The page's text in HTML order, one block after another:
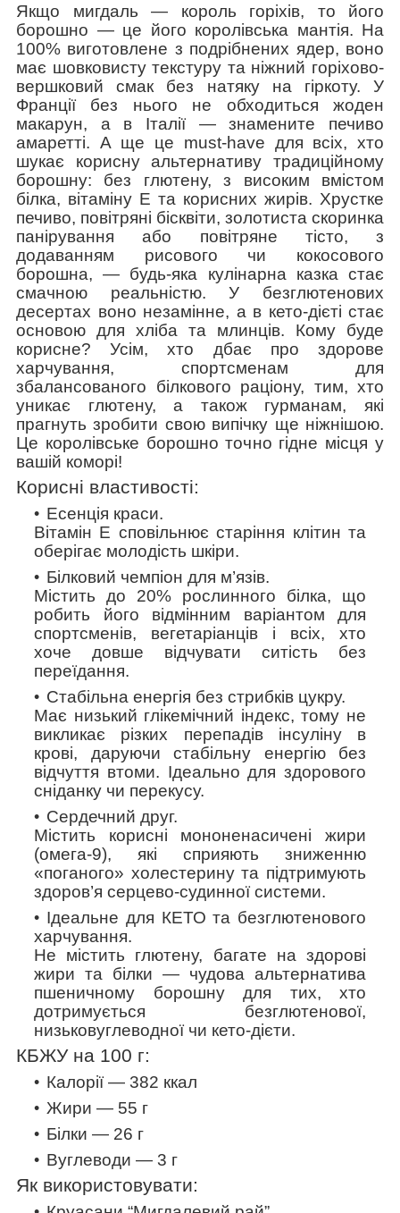
Якщо мигдаль — король горіхів, то його
борошно — це його королівська мантія. На
100% виготовлене з подрібнених ядер, воно
має шовковисту текстуру та ніжний горіхово-
вершковий смак без натяку на гіркоту. У
Франції без нього не обходиться жоден
макарун, а в Італії — знамените печиво
амаретті. А ще це must-have для всіх, хто
шукає корисну альтернативу традиційному
борошну: без глютену, з високим вмістом
білка, вітаміну Е та корисних жирів. Хрустке
печиво, повітряні бісквіти, золотиста скоринка
панірування або повітряне тісто, з
додаванням рисового чи кокосового
борошна, — будь-яка кулінарна казка стає
смачною реальністю. У безглютенових
десертах воно незамінне, а в кето-дієті стає
основою для хліба та млинців. Кому буде
корисне? Усім, хто дбає про здорове
харчування, спортсменам для
збалансованого білкового раціону, тим, хто
уникає глютену, а також гурманам, які
прагнуть зробити свою випічку ще ніжнішою.
Це королівське борошно точно гідне місця у
вашій коморі!
Корисні властивості:
Есенція краси.
Вітамін Е сповільнює старіння клітин та
оберігає молодість шкіри.
Білковий чемпіон для м’язів.
Містить до 20% рослинного білка, що
робить його відмінним варіантом для
спортсменів, вегетаріанців і всіх, хто
хоче довше відчувати ситість без
переїдання.
Стабільна енергія без стрибків цукру.
Має низький глікемічний індекс, тому не
викликає різких перепадів інсуліну в
крові, даруючи стабільну енергію без
відчуття втоми. Ідеально для здорового
сніданку чи перекусу.
Сердечний друг.
Містить корисні мононенасичені жири
(омега-9), які сприяють зниженню
«поганого» холестерину та підтримують
здоров’я серцево-судинної системи.
Ідеальне для КЕТО та безглютенового
харчування.
Не містить глютену, багате на здорові
жири та білки — чудова альтернатива
пшеничному борошну для тих, хто
дотримується безглютенової,
низьковуглеводної чи кето-дієти.
КБЖУ на 100 г:
Калорії — 382 ккал
Жири — 55 г
Білки — 26 г
Вуглеводи — 3 г
Як використовувати: